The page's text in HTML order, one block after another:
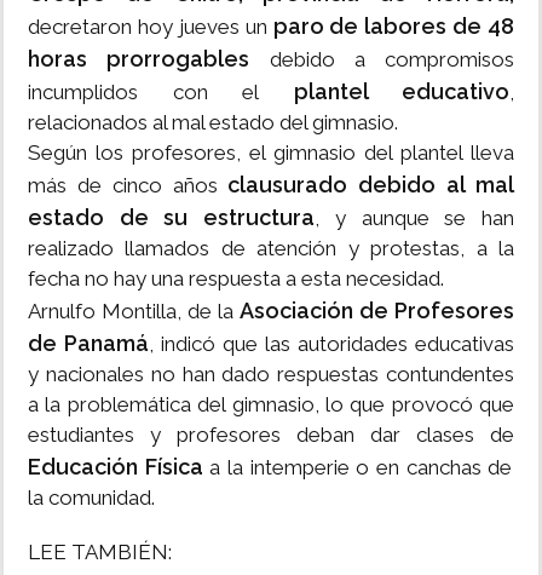
decretaron hoy jueves un paro de labores de 48
horas prorrogables debido a compromisos
incumplidos con el plantel educativo,
relacionados al mal estado del gimnasio.
Según los profesores, el gimnasio del plantel lleva
más de cinco años clausurado debido al mal
estado de su estructura, y aunque se han
realizado llamados de atención y protestas, a la
fecha no hay una respuesta a esta necesidad.
Arnulfo Montilla, de la Asociación de Profesores
de Panamá, indicó que las autoridades educativas
y nacionales no han dado respuestas contundentes
a la problemática del gimnasio, lo que provocó que
estudiantes y profesores deban dar clases de
Educación Físicaa la intemperie o en canchas de
la comunidad.
LEE TAMBIÉN: